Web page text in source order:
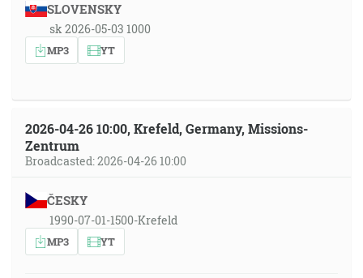
SLOVENSKY
sk 2026-05-03 1000
MP3 YT
2026-04-26 10:00, Krefeld, Germany, Missions-
Zentrum
Broadcasted: 2026-04-26 10:00
ČESKY
1990-07-01-1500-Krefeld
MP3 YT